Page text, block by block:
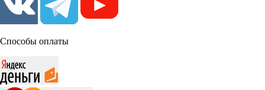
Способы оплаты